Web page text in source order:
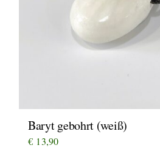
Baryt gebohrt (weiß)
€ 13,90